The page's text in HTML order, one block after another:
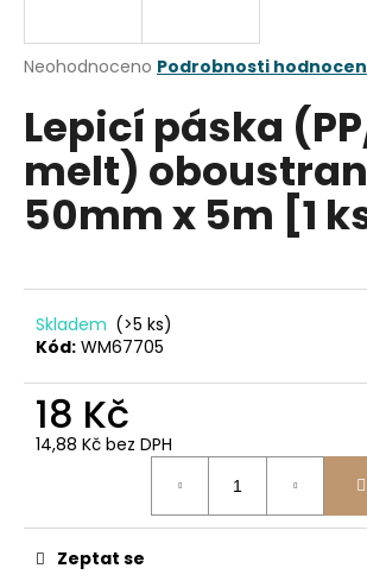
Průměrné
produktu
je
5
hvězdiček.
Neohodnoceno Podrobnosti
Lepicí páska
melt)
50mm x 5m [1
Skladem (>5 ks)
Kód: WM67705
18 Kč
14,88 Kč bez DPH
Zeptat se
j
t
?
D
o
p
o
č
u